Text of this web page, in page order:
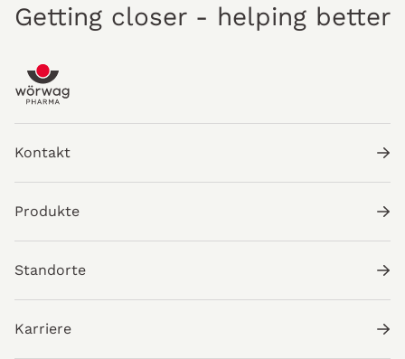
Getting closer - helping better
Kontakt
Produkte
Standorte
Karriere